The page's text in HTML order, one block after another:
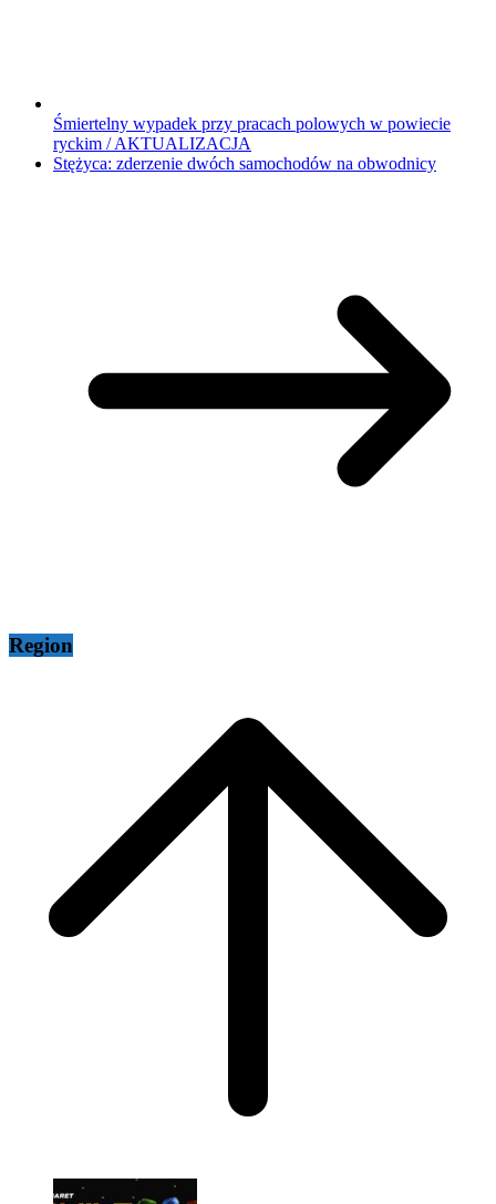
Śmiertelny wypadek przy pracach polowych w powiecie
ryckim / AKTUALIZACJA
Stężyca: zderzenie dwóch samochodów na obwodnicy
Region